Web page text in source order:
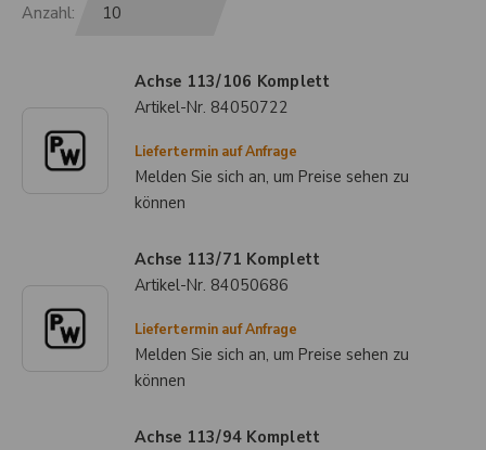
Anzahl:
Achse 113/106 Komplett
Artikel-Nr. 84050722
Liefertermin auf Anfrage
Melden Sie sich an, um Preise sehen zu
können
Achse 113/71 Komplett
Artikel-Nr. 84050686
Liefertermin auf Anfrage
Melden Sie sich an, um Preise sehen zu
können
Achse 113/94 Komplett